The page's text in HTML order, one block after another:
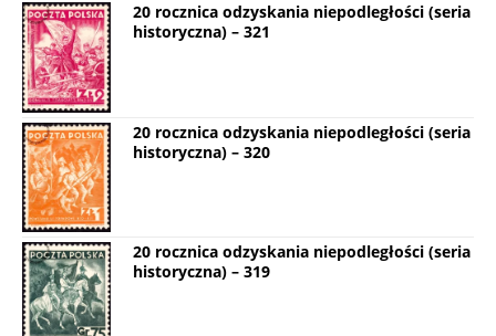
20 rocznica odzyskania niepodległości (seria
historyczna) – 321
20 rocznica odzyskania niepodległości (seria
historyczna) – 320
20 rocznica odzyskania niepodległości (seria
historyczna) – 319